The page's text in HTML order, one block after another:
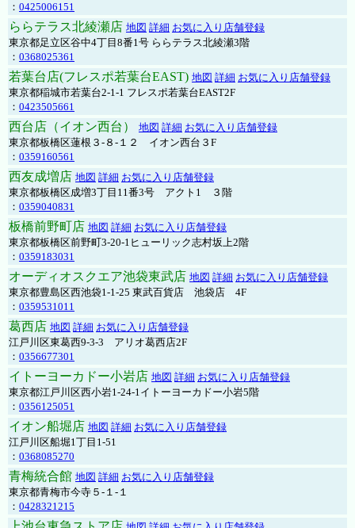
： 0425006151
ららテラス北綾瀬店 地図 詳細 お気に入り店舗登録
東京都足立区谷中4丁目8番1号 ららテラス北綾瀬3階
： 0368025361
若葉台店(フレスポ若葉台EAST) 地図 詳細 お気に入り店舗登録
東京都稲城市若葉台2-1-1 フレスポ若葉台EAST2F
： 0423505661
西台店（イオン西台） 地図 詳細 お気に入り店舗登録
東京都板橋区蓮根３-８-１２ イオン西台３F
： 0359160561
西友成増店 地図 詳細 お気に入り店舗登録
東京都板橋区成増3丁目11番3号 アクト1 ３階
： 0359040831
板橋前野町店 地図 詳細 お気に入り店舗登録
東京都板橋区前野町3-20-1ヒューリック志村坂上2階
： 0359183031
オーディオスクエア池袋東武店 地図 詳細 お気に入り店舗登録
東京都豊島区西池袋1-1-25 東武百貨店 池袋店 4F
： 0359531011
葛西店 地図 詳細 お気に入り店舗登録
江戸川区東葛西9-3-3 アリオ葛西店2F
： 0356677301
イトーヨーカドー小岩店 地図 詳細 お気に入り店舗登録
東京都江戸川区西小岩1-24-1イトーヨーカドー小岩5階
： 0356125051
イオン船堀店 地図 詳細 お気に入り店舗登録
江戸川区船堀1丁目1-51
： 0368085270
青梅統合館 地図 詳細 お気に入り店舗登録
東京都青梅市今寺５-１-１
： 0428321215